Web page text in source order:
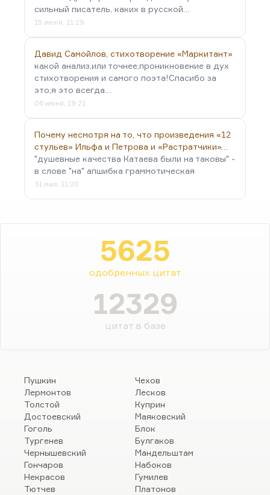
сильный писатель, каких в русской…
15 июня, 11:29
Давид Самойлов, стихотворение «Маркитант»
какой анализ,или точнее,проникновение в дух
стихотворения и самого поэта!Спасибо за
это,я это всегда…
06 июня, 19:21
Почему несмотря на то, что произведения «12
стульев» Ильфа и Петрова и «Растратчики»…
"душевные качества Катаева были на таковы" -
в слове "на" апшибка граммотическая
31 мая, 11:20
5625
одобренных цитат
12329
цитат в базе
Пушкин
Лермонтов
Толстой
Достоевский
Гоголь
Тургенев
Чернышевский
Гончаров
Некрасов
Тютчев
Чехов
Лесков
Куприн
Маяковский
Блок
Булгаков
Мандельштам
Набоков
Гумилев
Платонов